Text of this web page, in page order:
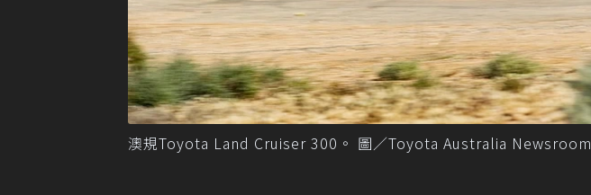
澳規Toyota Land Cruiser 300。 圖／Toyota Australia Newsroom